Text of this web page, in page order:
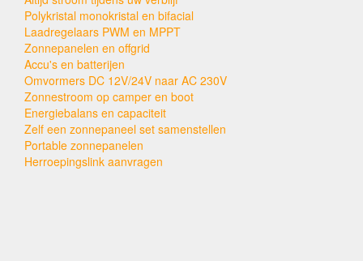
Polykristal monokristal en bifacial
Laadregelaars PWM en MPPT
Zonnepanelen en offgrid
Accu's en batterijen
Omvormers DC 12V/24V naar AC 230V
Zonnestroom op camper en boot
Energiebalans en capaciteit
Zelf een zonnepaneel set samenstellen
Portable zonnepanelen
Herroepingslink aanvragen